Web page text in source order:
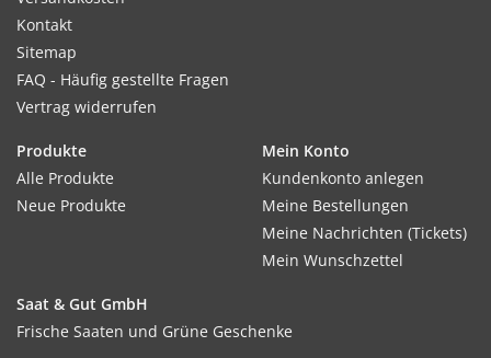
Kontakt
Sitemap
FAQ - Häufig gestellte Fragen
Vertrag widerrufen
Produkte
Alle Produkte
Neue Produkte
Mein Konto
Kundenkonto anlegen
Meine Bestellungen
Meine Nachrichten (Tickets)
Mein Wunschzettel
Saat & Gut GmbH
Frische Saaten und Grüne Geschenke